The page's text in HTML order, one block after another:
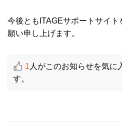
今後ともITAGEサポートサイ
願い申し上げます。
1 人がこのお知らせを気に
す。